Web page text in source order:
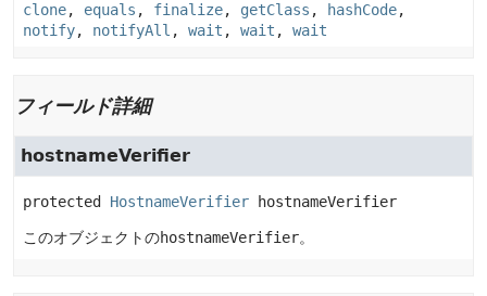
clone, equals , finalize, getClass , hashCode,
notify, notifyAll , wait , wait , wait
フィールド詳細
hostnameVerifier
protected HostnameVerifier hostnameVerifier
このオブジェクトのhostnameVerifier。